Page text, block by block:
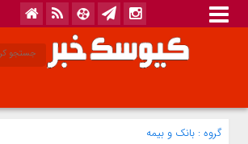
گروه : بانک‌ و بیمه